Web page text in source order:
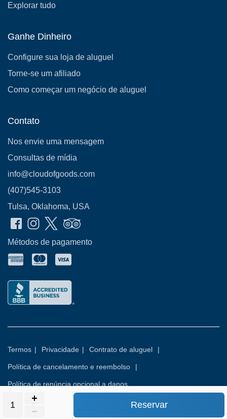
Reservar
Explorar tudo
Ganhe Dinheiro
Configure sua loja de aluguel
Torne-se um afiliado
Como começar um negócio de aluguel
Contato
Nos envie uma mensagem
Consultas de mídia
info@cloudofgoods.com
(407)545-3103
Tulsa, Oklahoma, USA
Métodos de pagamento
Termos | Privacidade | Contrato de aluguel |
Política de cancelamento e reembolso |
Política de renúncia opcional a danos
© 2026 Todos os direitos reservados.